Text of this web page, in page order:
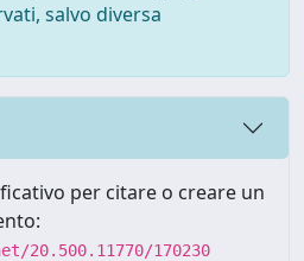
salvo diversa
per citare o creare un
20.500.11770/170230